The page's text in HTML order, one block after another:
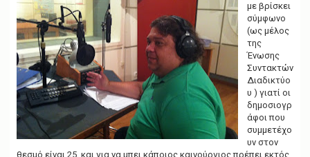
με βρίσκει
σύμφωνο
(ως μέλος
της
Ένωσης
Συντακτών
Διαδικτύο
υ ) γιατί οι
δημοσιογρ
άφοι που
συμμετέχο
υν στον
θεσμό είναι 25, και για να μπει κάποιος καινούργιος πρέπει εκτός